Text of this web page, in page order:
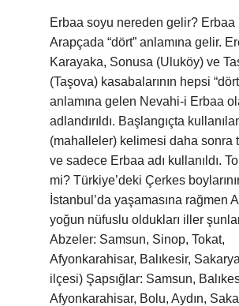
Erbaa soyu nereden gelir? Erbaa
Arapçada “dört” anlamına gelir.
Karayaka, Sonusa (Uluköy) ve
(Taşova) kasabalarının hepsi
anlamına gelen Nevahi-i Erbaa
adlandırıldı. Başlangıçta
(mahalleler) kelimesi daha sonra
ve sadece Erbaa adı kullanıldı.
mi? Türkiye’deki Çerkes
İstanbul’da yaşamasına rağmen
yoğun nüfuslu oldukları iller
Abzeler: Samsun, Sinop, Tokat,
Afyonkarahisar, Balıkesir,
ilçesi) Şapsığlar: Samsun,
Afyonkarahisar, Bolu, Aydın,